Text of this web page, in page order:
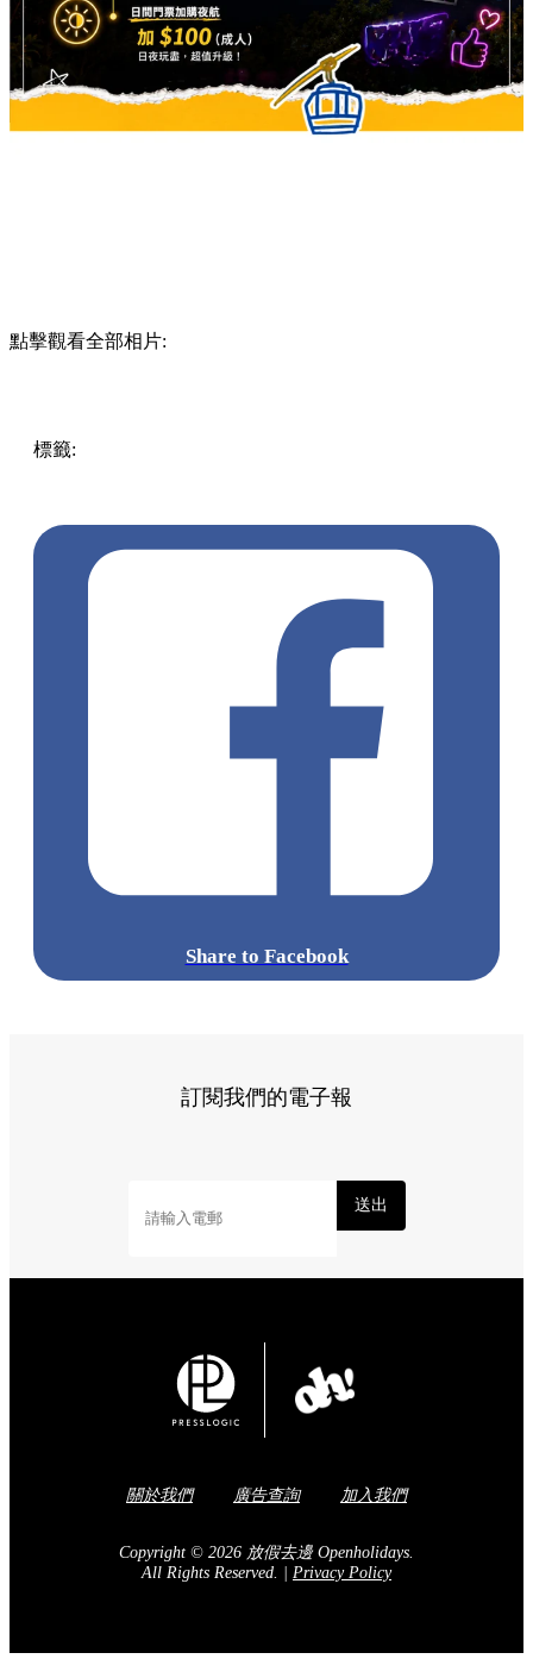
點擊觀看全部相片:
標籤:
Share to Facebook
訂閱我們的電子報
送出
關於我們 廣告查詢 加入我們
Copyright © 2026 放假去邊 Openholidays.
All Rights Reserved. | Privacy Policy